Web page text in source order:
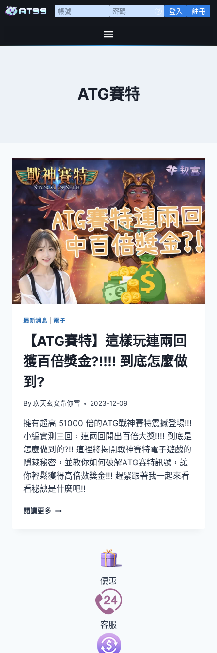
登入 註冊
ATG賽特
最新消息 電子
【ATG賽特】這樣玩連兩回
獲百倍獎金?!!!! 到底怎麼做
到?
By 玖天玄女帶你富 2023-12-09
擁有超高 51000 倍的ATG戰神賽特震撼登場!!!
小編實測三回，連兩回開出百倍大獎!!!! 到底是
怎麼做到的?!! 這裡將揭開戰神賽特電子遊戲的
隱藏秘密，並教你如何破解ATG賽特訊號，讓
你輕鬆獲得高倍數獎金!!! 趕緊跟著我一起來看
看秘訣是什麼吧!!
閱讀更多
優惠
客服